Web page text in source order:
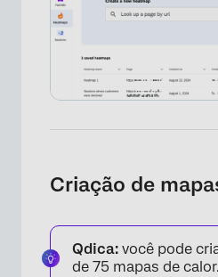
Criação de
Qdica: você pode
de 75 mapas de calor.